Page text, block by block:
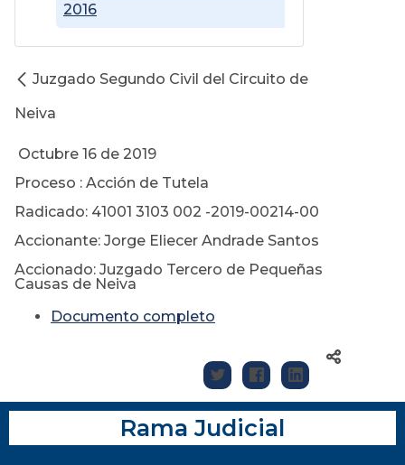
2016
Juzgado Segundo Civil del Circuito de
Neiva
Octubre 16 de 2019
Proceso : Acción de Tutela
Radicado: 41001 3103 002 -2019-00214-00
Accionante: Jorge Eliecer Andrade Santos
Accionado: Juzgado Tercero de Pequeñas
Causas de Neiva
Documento completo
Rama Judicial